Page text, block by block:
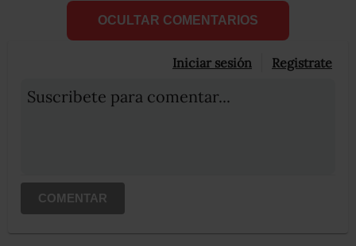
OCULTAR COMENTARIOS
Iniciar sesión Registrate
Suscribete para comentar...
COMENTAR